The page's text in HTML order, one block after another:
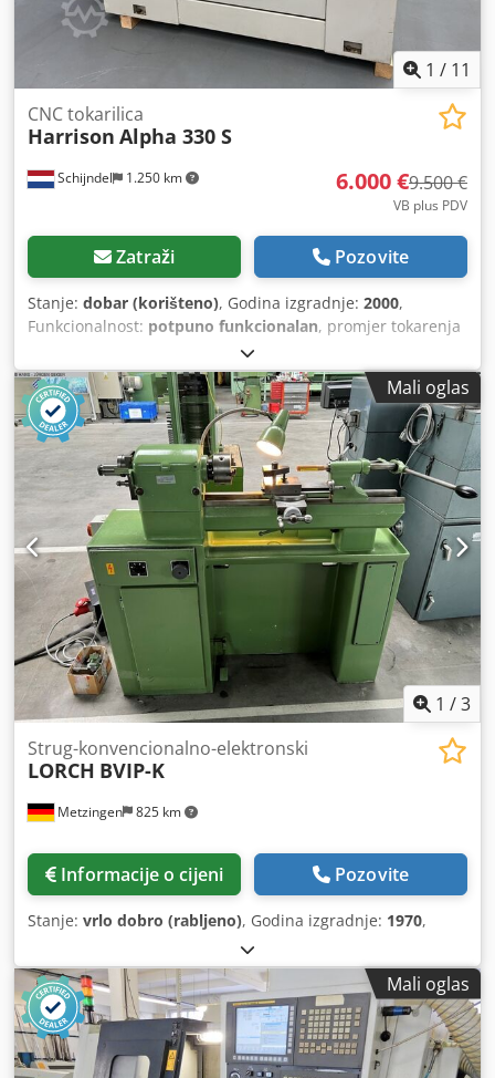
1 / 11
Schijndel 1.250 km
CNC tokarilica
Harrison Alpha 330 S
6.000 €9.500 €
VB plus PDV
Zatraži Pozovite
Stanje: dobar (korišteno), Godina izgradnje: 2000,
Funkcionalnost: potpuno funkcionalan, promjer tokarenja
210 mm
mm, promjer tokarenja:330 mm, osovina provrt:40 mm,
maksimalna brzina vretena:3.500 okret/min, snaga
motora vretena:7 W, Oprema:dokumentacija / priručnik,
Mali oglas
1 /3
Metzingen 825 km
Strug-konvencionalno-elektronski
LORCH BVIP-K
Informacije o cijeni Pozovite
Stanje: vrlo dobro (rabljeno), Godina izgradnje: 1970,
Mali oglas